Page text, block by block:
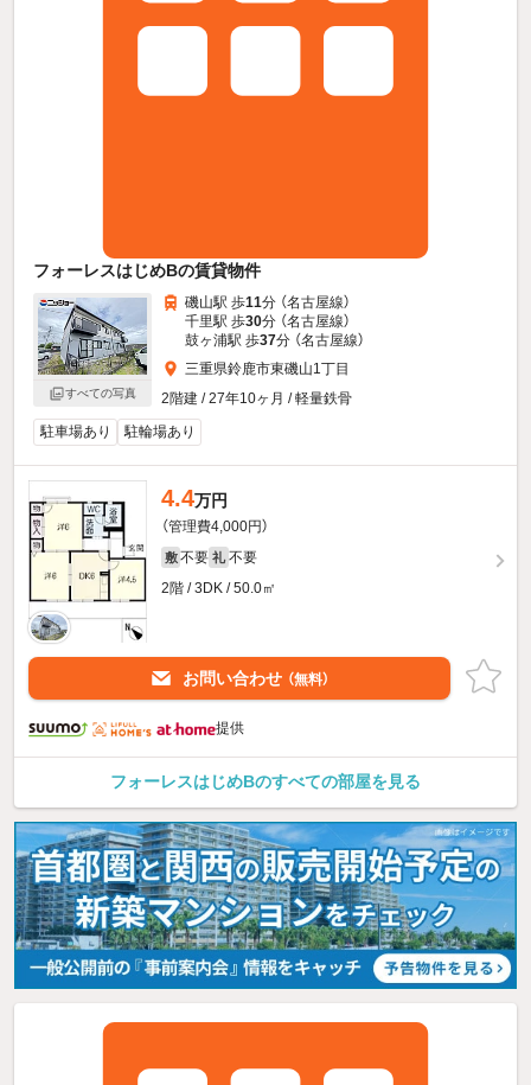
フォーレスはじめBの賃貸物件
すべての写真
磯山駅 歩11分 （名古屋線）
千里駅 歩30分 （名古屋線）
鼓ヶ浦駅 歩37分 （名古屋線）
三重県鈴鹿市東磯山1丁目
2階建 / 27年10ヶ月 / 軽量鉄骨
駐車場あり
駐輪場あり
4.4万円
（管理費4,000円）
敷 不要 礼 不要
2階 / 3DK / 50.0㎡
お問い合わせ （無料）
提供
フォーレスはじめBのすべての部屋を見る